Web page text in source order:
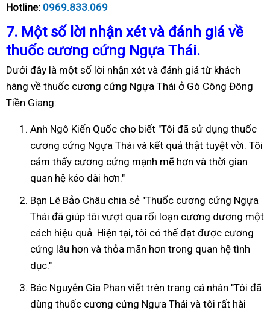
Hotline: 0969.833.069
7. Một số lời nhận xét và đánh giá về
thuốc cương cứng Ngựa Thái.
Dưới đây là một số lời nhận xét và đánh giá từ khách
hàng về thuốc cương cứng Ngựa Thái ở Gò Công Đông
Tiền Giang:
Anh Ngô Kiến Quốc cho biết "Tôi đã sử dụng thuốc
cương cứng Ngựa Thái và kết quả thật tuyệt vời. Tôi
cảm thấy cương cứng mạnh mẽ hơn và thời gian
quan hệ kéo dài hơn."
Bạn Lê Bảo Châu chia sẻ "Thuốc cương cứng Ngựa
Thái đã giúp tôi vượt qua rối loạn cương dương một
cách hiệu quả. Hiện tại, tôi có thể đạt được cương
cứng lâu hơn và thỏa mãn hơn trong quan hệ tình
dục."
Bác Nguyễn Gia Phan viết trên trang cá nhân "Tôi đã
dùng thuốc cương cứng Ngựa Thái và tôi rất hài